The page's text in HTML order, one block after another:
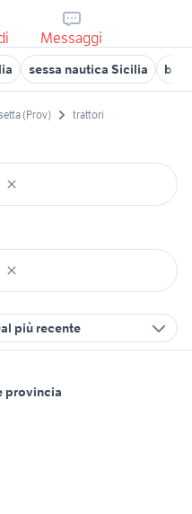
Messaggi
sessa nautica Sicilia
(Prov) trattori
più recente
provincia